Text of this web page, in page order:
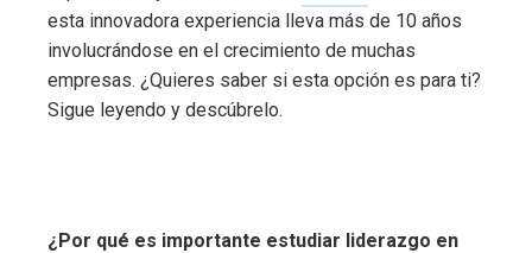
esta innovadora experiencia lleva más de 10 años
involucrándose en el crecimiento de muchas
empresas. ¿Quieres saber si esta opción es para ti?
Sigue leyendo y descúbrelo.
¿Por qué es importante estudiar liderazgo en